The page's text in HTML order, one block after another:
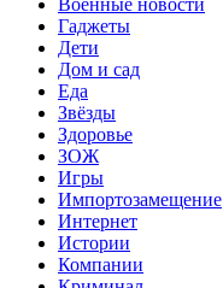
Военные новости
Гаджеты
Дети
Дом и сад
Еда
Звёзды
Здоровье
ЗОЖ
Игры
Импортозамещение
Интернет
Истории
Компании